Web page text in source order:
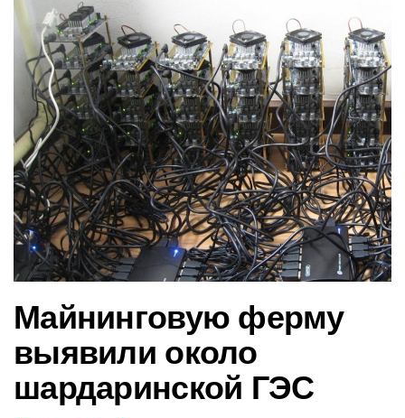
и
г
а
ц
и
ю
Майнинговую ферму
выявили около
шардаринской ГЭС